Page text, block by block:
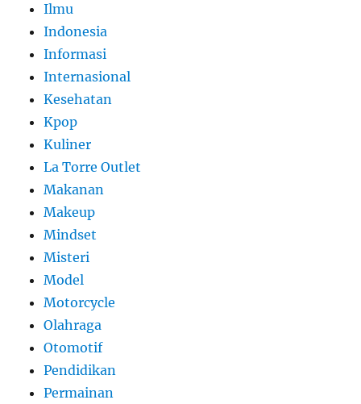
Ilmu
Indonesia
Informasi
Internasional
Kesehatan
Kpop
Kuliner
La Torre Outlet
Makanan
Makeup
Mindset
Misteri
Model
Motorcycle
Olahraga
Otomotif
Pendidikan
Permainan